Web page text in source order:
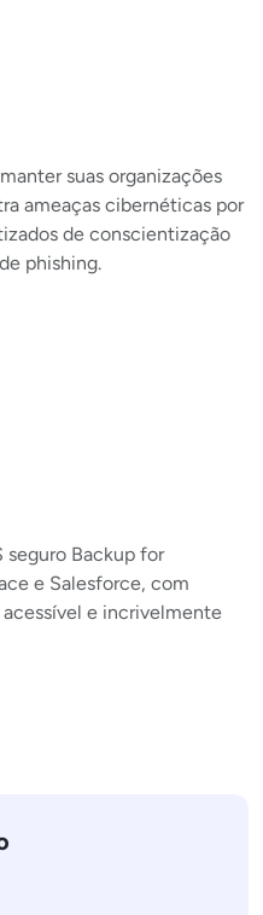
suas organizações
ameaças cibernéticas por
de conscientização
phishing.
seguro Backup for
e Salesforce, com
e incrivelmente